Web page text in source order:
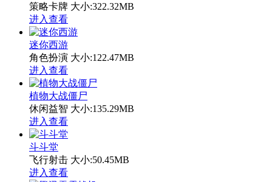
策略卡牌 大小:322.32MB
进入查看
迷你西游
角色扮演 大小:122.47MB
进入查看
植物大战僵尸
休闲益智 大小:135.29MB
进入查看
斗斗堂
飞行射击 大小:50.45MB
进入查看